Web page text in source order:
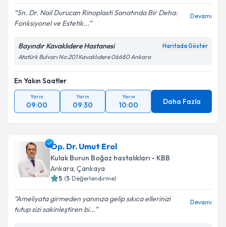
Sn. Dr. Nail Durucan Rinoplasti Sanatında Bir Deha:
Fonksiyonel ve Estetik...
Devamı
Bayındır Kavaklıdere Hastanesi Haritada Göster
Atatürk Bulvarı No:201 Kavaklıdere 06680 Ankara
En Yakın Saatler
Yarın
09:00
Yarın
09:30
Yarın
10:00 Daha Fazla
Op. Dr. Umut Erol
Kulak Burun Boğaz hastalıkları - KBB
Ankara, Çankaya
5 (5 Değerlendirme)
Ameliyata girmeden yanınıza gelip sıkıca ellerinizi
tutup sizi sakinleştiren bi...
Devamı